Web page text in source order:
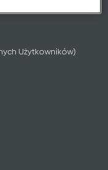
Użytkowników)